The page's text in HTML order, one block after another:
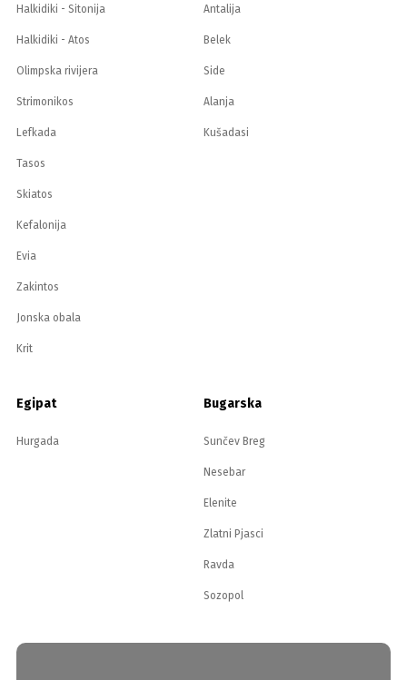
Halkidiki - Sitonija
Halkidiki - Atos
Olimpska rivijera
Strimonikos
Lefkada
Tasos
Skiatos
Kefalonija
Evia
Zakintos
Jonska obala
Krit
Antalija
Belek
Side
Alanja
Kušadasi
Egipat
Hurgada
Bugarska
Sunčev Breg
Nesebar
Elenite
Zlatni Pjasci
Ravda
Sozopol